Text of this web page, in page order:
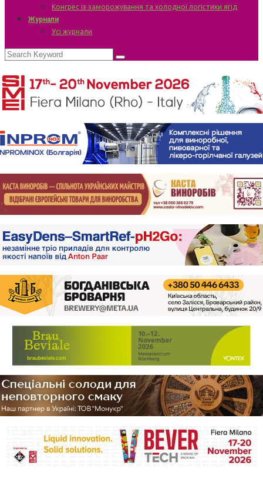
Конгрес із заморожування та холодної логістики ягід
Журнали
Усі журнали